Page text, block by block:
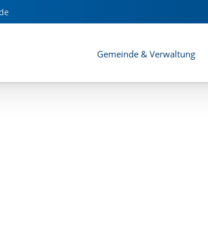
Gemeinde & Verwaltung